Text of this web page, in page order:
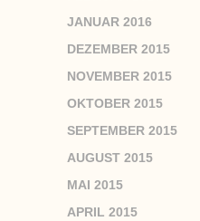
JANUAR 2016
DEZEMBER 2015
NOVEMBER 2015
OKTOBER 2015
SEPTEMBER 2015
AUGUST 2015
MAI 2015
APRIL 2015